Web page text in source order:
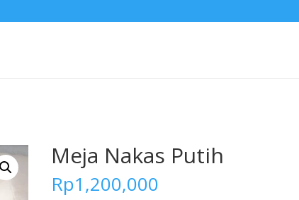
Meja Nakas Putih
Rp1,200,000